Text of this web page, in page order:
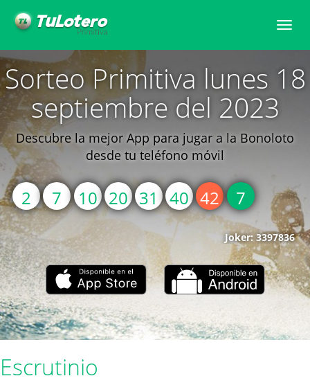
Toggle
Sorteo Primitiva lunes 18
septiembre del 2023
Descubre la mejor App para jugar a la Bonoloto
desde tu teléfono móvil
2 7 10 20 31 40 42 7
Joker: 3397836
Escrutinio